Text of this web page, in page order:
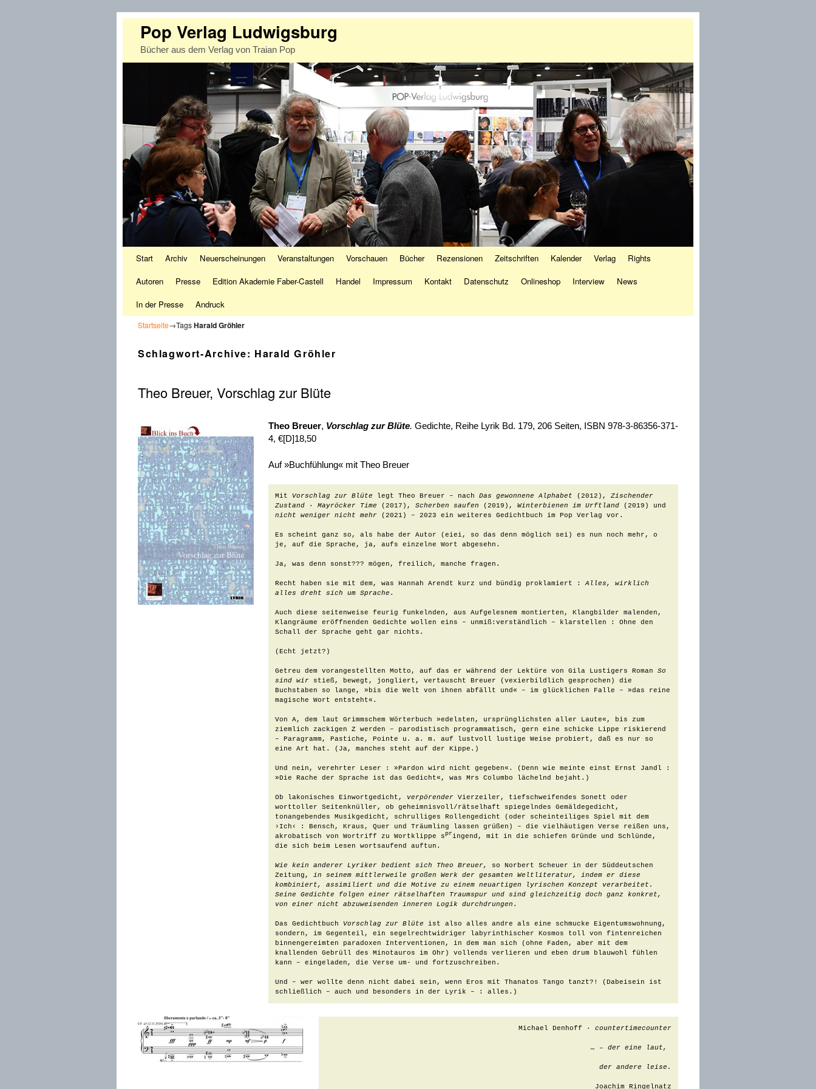
Pop Verlag Ludwigsburg
Bücher aus dem Verlag von Traian Pop
Start Archiv Neuerscheinungen Veranstaltungen Vorschauen Bücher Rezensionen Zeitschriften Kalender Verlag
Rights
Autoren
Presse Edition Akademie Faber-Castell Handel Impressum Kontakt Datenschutz Onlineshop Interview
News
In der Presse
Andruck
Startseite→TagsHarald Gröhler
Schlagwort-Archive: Harald Gröhler
Theo Breuer, Vorschlag zur Blüte
Theo Breuer, Vorschlag zur Blüte. Gedichte, Reihe Lyrik Bd. 179, 206 Seiten, ISBN 978-3-86356-371-
4, €[D]18,50
Auf »Buchfühlung« mit Theo Breuer
Mit Vorschlag zur Blüte legt Theo Breuer – nach Das gewonnene Alphabet (2012), Zischender
Zustand ∙ Mayröcker Time (2017), Scherben saufen (2019), Winterbienen im Urftland
nicht weniger nicht mehr (2021) – 2023 ein weiteres Gedichtbuch im Pop Verlag vor.
Es scheint ganz so, als habe der Autor (eiei, so das denn möglich sei) es nun noch mehr, o
je, auf die Sprache, ja, aufs einzelne Wort abgesehn.
Ja, was denn sonst??? mögen, freilich, manche fragen.
Recht haben sie mit dem, was Hannah Arendt kurz und bündig proklamiert : Alles, wirklich
alles dreht sich um Sprache .
Auch diese seitenweise feurig funkelnden, aus Aufgelesnem montierten, Klangbilder malenden,
Klangräume eröffnenden Gedichte wollen eins – unmiß:verständlich – klarstellen : Ohne den
Schall der Sprache geht gar nichts.
(Echt jetzt?)
Getreu dem vorangestellten Motto, auf das er während der Lektüre von Gila Lustigers Roman So
sind wir stieß, bewegt, jongliert, vertauscht Breuer (vexierbildlich gesprochen) die
Buchstaben so lange, »bis die Welt von ihnen abfällt und« – im glücklichen Falle – »das reine
magische Wort entsteht«.
Von A, dem laut Grimmschem Wörterbuch »edelsten, ursprünglichsten aller Laute«, bis zum
ziemlich zackigen Z werden – parodistisch programmatisch, gern eine schicke Lippe riskierend
– Paragramm, Pastiche, Pointe u. a. m. auf lustvoll lustige Weise probiert, daß es nur so
eine Art hat. (Ja, manches steht auf der Kippe.)
Und nein, verehrter Leser : »Pardon wird nicht gegeben«. (Denn wie meinte einst Ernst Jandl :
»Die Rache der Sprache ist das Gedicht«, was Mrs Columbo lächelnd bejaht.)
Ob lakonisches Einwortgedicht, verpörender Vierzeiler, tiefschweifendes Sonett oder
worttoller Seitenknüller, ob geheimnisvoll/rätselhaft spiegelndes Gemäldegedicht,
tonangebendes Musikgedicht, schrulliges Rollengedicht (oder scheinteiliges Spiel mit dem
›Ich‹ : Bensch, Kraus, Quer und Träumling lassen grüßen) – die vielhäutigen Verse reißen uns,
akrobatisch von Wortriff zu Wortklippe springend, mit in die schiefen Gründe und Schlünde,
die sich beim Lesen wortsaufend auftun.
Wie kein anderer Lyriker bedient sich Theo Breuer, so Norbert Scheuer in der Süddeutschen
Zeitung,
in seinem mittlerweile großen Werk der gesamten Weltliteratur, indem er diese
kombiniert, assimiliert und die Motive zu einem neuartigen lyrischen Konzept verarbeitet.
Seine Gedichte folgen einer rätselhaften Traumspur und sind gleichzeitig doch ganz konkret,
von einer nicht abzuweisenden inneren Logik durchdrungen .
Das Gedichtbuch Vorschlag zur Blüte ist also alles andre als eine schmucke Eigentumswohnung,
sondern, im Gegenteil, ein segelrechtwidriger labyrinthischer Kosmos toll von fintenreichen
binnengereimten paradoxen Interventionen, in dem man sich (ohne Faden, aber mit dem
knallenden Gebrüll des Minotauros im Ohr) vollends verlieren und eben drum blauwohl fühlen
kann – eingeladen, die Verse um- und fortzuschreiben.
Und – wer wollte denn nicht dabei sein, wenn Eros mit Thanatos Tango tanzt?! (Dabeisein ist
schließlich – auch und besonders in der Lyrik – : alles.)
Michael Denhoff · countertimecounter
… – der eine laut,
der andere leise.
Joachim Ringelnatz